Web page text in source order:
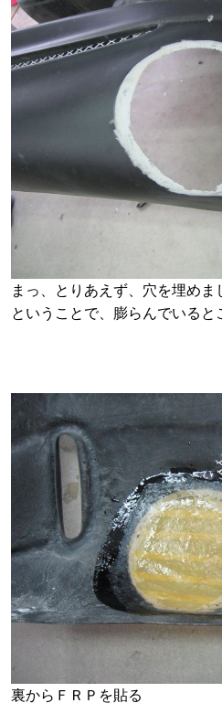
まっ、とりあえず、穴を埋めま
ということで、膨らんでいると
裏からＦＲＰを貼る